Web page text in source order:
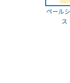
ペール
ス